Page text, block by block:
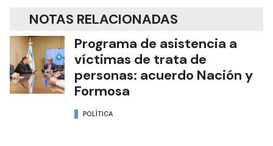
NOTAS RELACIONADAS
Programa de asistencia a
víctimas de trata de
personas: acuerdo Nación y
Formosa
POLÍTICA